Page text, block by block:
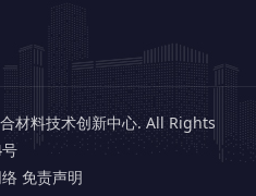
材料技术创新中心. All Rights
免责声明